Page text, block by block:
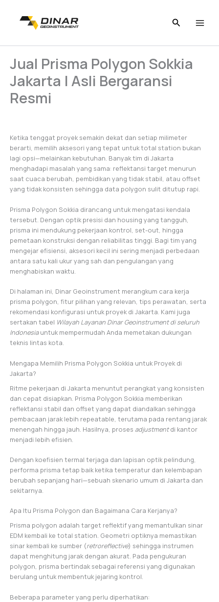
Jual Prisma Polygon Sokkia
Jakarta | Asli Bergaransi
Resmi
Ketika tenggat proyek semakin dekat dan setiap milimeter
berarti, memilih aksesori yang tepat untuk total station bukan
lagi opsi—melainkan kebutuhan. Banyak tim di Jakarta
menghadapi masalah yang sama: reflektansi target menurun
saat cuaca berubah, pembidikan yang tidak stabil, atau offset
yang tidak konsisten sehingga data polygon sulit ditutup rapi.
Prisma Polygon Sokkia dirancang untuk mengatasi kendala
tersebut. Dengan optik presisi dan housing yang tangguh,
prisma ini mendukung pekerjaan kontrol, set-out, hingga
pemetaan konstruksi dengan reliabilitas tinggi. Bagi tim yang
mengejar efisiensi, aksesori kecil ini sering menjadi perbedaan
antara satu kali ukur yang sah dan pengulangan yang
menghabiskan waktu.
Di halaman ini, Dinar Geoinstrument merangkum cara kerja
prisma polygon, fitur pilihan yang relevan, tips perawatan, serta
rekomendasi konfigurasi untuk proyek di Jakarta. Kami juga
sertakan tabel Wilayah Layanan Dinar Geoinstrument di seluruh
Indonesiauntuk mempermudah Anda memetakan dukungan
teknis lintas kota.
Mengapa Memilih Prisma Polygon Sokkia untuk Proyek di
Jakarta?
Ritme pekerjaan di Jakarta menuntut perangkat yang konsisten
dan cepat disiapkan. Prisma Polygon Sokkia memberikan
reflektansi stabil dan offset yang dapat diandalkan sehingga
pembacaan jarak lebih repeatable, terutama pada rentang jarak
menengah hingga jauh. Hasilnya, proses adjustmentdi kantor
menjadi lebih efisien.
Dengan koefisien termal terjaga dan lapisan optik pelindung,
performa prisma tetap baik ketika temperatur dan kelembapan
berubah sepanjang hari—sebuah skenario umum di Jakarta dan
sekitarnya.
Apa Itu Prisma Polygon dan Bagaimana Cara Kerjanya?
Prisma polygon adalah target reflektif yang memantulkan sinar
EDM kembali ke total station. Geometri optiknya memastikan
sinar kembali ke sumber (retroreflective) sehingga instrumen
dapat menghitung jarak dengan akurat. Pada pengukuran
polygon, prisma bertindak sebagai referensi yang digunakan
berulang untuk membentuk jejaring kontrol.
Beberapa parameter yang perlu diperhatikan: